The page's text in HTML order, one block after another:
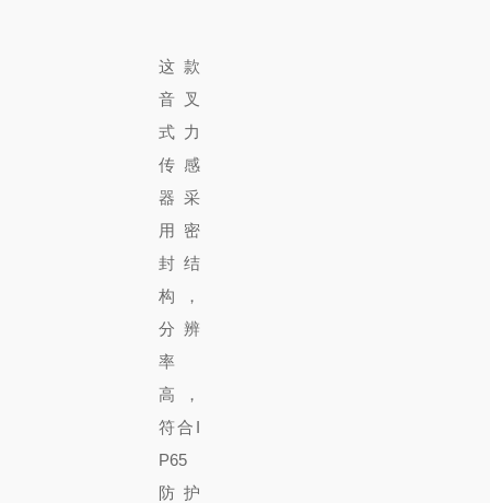
这款
音叉
式力
传感
器采
用密
封结
构，
分辨
率
高，
符合I
P65
防护